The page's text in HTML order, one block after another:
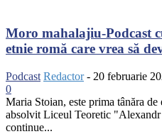
Moro mahalajiu-Podcast
etnie romă care vrea să
Podcast Redactor - 20 februarie
0
Maria Stoian, este prima tânăra
absolvit Liceul Teoretic "Alexandr
continue...